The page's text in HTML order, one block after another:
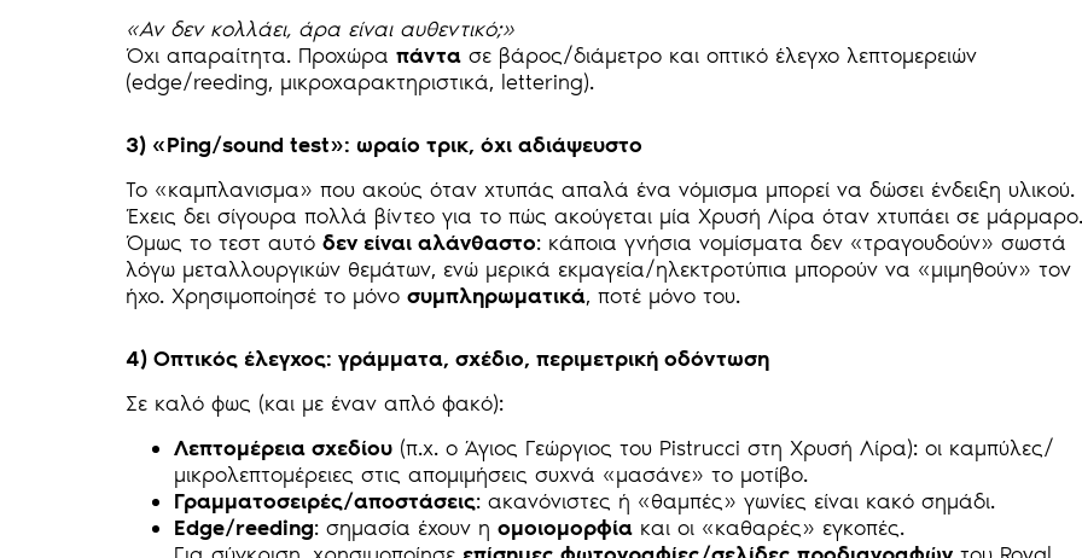
«Αν δεν κολλάει, άρα είναι αυθεντικό;»
Όχι απαραίτητα. Προχώρα πάντα σε βάρος/διάμετρο και οπτικό έλεγχο λεπτομερειών
(edge/reeding, μικροχαρακτηριστικά, lettering).
3) «Ping/sound test»: ωραίο τρικ, όχι αδιάψευστο
Το «καμπλανισμα» που ακούς όταν χτυπάς απαλά ένα νόμισμα μπορεί να δώσει ένδειξη υλικού.
Έχεις δει σίγουρα πολλά βίντεο για το πώς ακούγεται μία Χρυσή Λίρα όταν χτυπάει σε μάρμαρο.
Όμως το τεστ αυτό δεν είναι αλάνθαστο: κάποια γνήσια νομίσματα δεν «τραγουδούν» σωστά
λόγω μεταλλουργικών θεμάτων, ενώ μερικά εκμαγεία/ηλεκτροτύπια μπορούν να «μιμηθούν» τον
ήχο. Χρησιμοποίησέ το μόνο συμπληρωματικά, ποτέ μόνο του.
4) Οπτικός έλεγχος: γράμματα, σχέδιο, περιμετρική οδόντωση
Σε καλό φως (και με έναν απλό φακό):
Λεπτομέρεια σχεδίου (π.χ. ο Άγιος Γεώργιος του Pistrucci στη Χρυσή Λίρα): οι καμπύλες/
μικρολεπτομέρειες στις απομιμήσεις συχνά «μασάνε» το μοτίβο.
Γραμματοσειρές/αποστάσεις: ακανόνιστες ή «θαμπές» γωνίες είναι κακό σημάδι.
Edge/reeding: σημασία έχουν η ομοιομορφία και οι «καθαρές» εγκοπές.